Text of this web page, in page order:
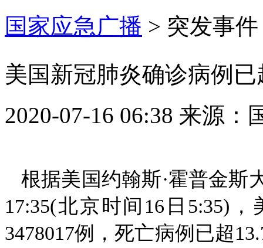
国家应急广播 > 突发事件
美国新冠肺炎确诊病例
2020-07-16 06:38 来源：
根据美国约翰斯·霍普金斯
17:35(北京时间16日5:35)
3478017例，死亡病例已超